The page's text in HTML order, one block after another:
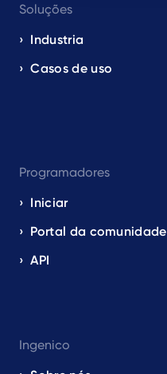
navigation
EN
Soluções
Industria
Casos de uso
Programadores
Iniciar
Portal da comunidade
API
Ingenico